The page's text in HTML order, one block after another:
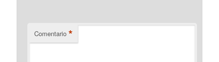
Comentario *